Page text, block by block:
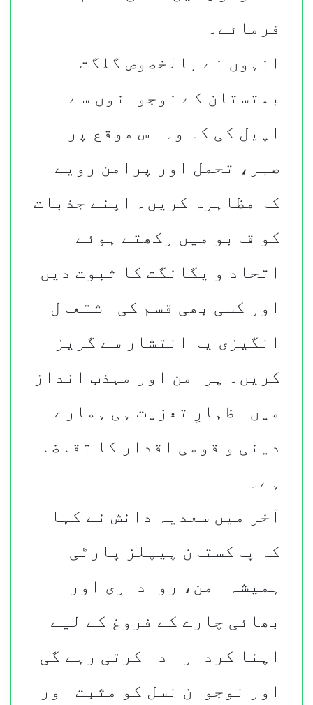
فرمائے۔
انہوں نے بالخصوص گلگت
بلتستان کے نوجوانوں سے
اپیل کی کہ وہ اس موقع پر
صبر، تحمل اور پرامن رویے
کا مظاہرہ کریں۔ اپنے جذبات
کو قابو میں رکھتے ہوئے
اتحاد و یگانگت کا ثبوت دیں
اور کسی بھی قسم کی اشتعال
انگیزی یا انتشار سے گریز
کریں۔ پرامن اور مہذب انداز
میں اظہارِ تعزیت ہی ہمارے
دینی و قومی اقدار کا تقاضا
ہے۔
آخر میں سعدیہ دانش نے کہا
کہ پاکستان پیپلز پارٹی
ہمیشہ امن، رواداری اور
بھائی چارے کے فروغ کے لیے
اپنا کردار ادا کرتی رہے گی
اور نوجوان نسل کو مثبت اور